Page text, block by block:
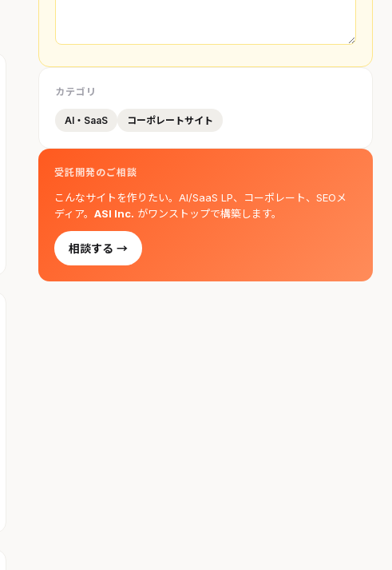
カテゴリ
AI・SaaS コーポレートサイト
受託開発のご相談
こんなサイトを作りたい。AI/SaaS LP、コーポレート、SEOメ
ディア。ASI Inc. がワンストップで構築します。
相談する →